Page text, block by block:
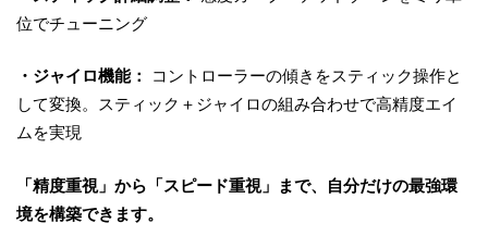
位でチューニング
・ジャイロ機能：
コントローラーの傾きをスティック操作と
して変換。スティック＋ジャイロの組み合わせで高精度エイ
ムを実現
「精度重視」から「スピード重視」まで、自分だけの最強環
境を構築できます。